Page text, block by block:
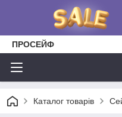
ПРОСЕЙФ
Каталог товарів